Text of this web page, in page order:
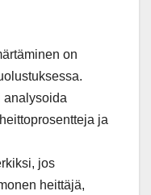
on
analysoida
ja
jos
heittäjä,